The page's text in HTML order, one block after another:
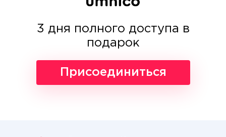
3 дня полного доступа в
подарок
Присоединиться